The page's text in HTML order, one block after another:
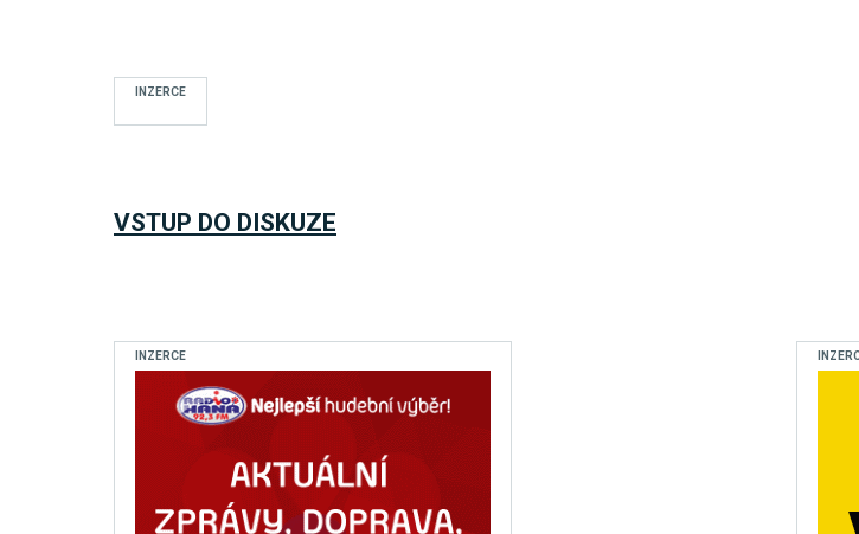
INZERCE
VSTUP DO DISKUZE
INZERCE